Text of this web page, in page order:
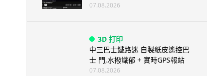
07.08.2026
3D 打印
中三巴士鐵路迷 自製紙皮遙控巴
士 門,水撥識郁 + 實時GPS報站
07.08.2026